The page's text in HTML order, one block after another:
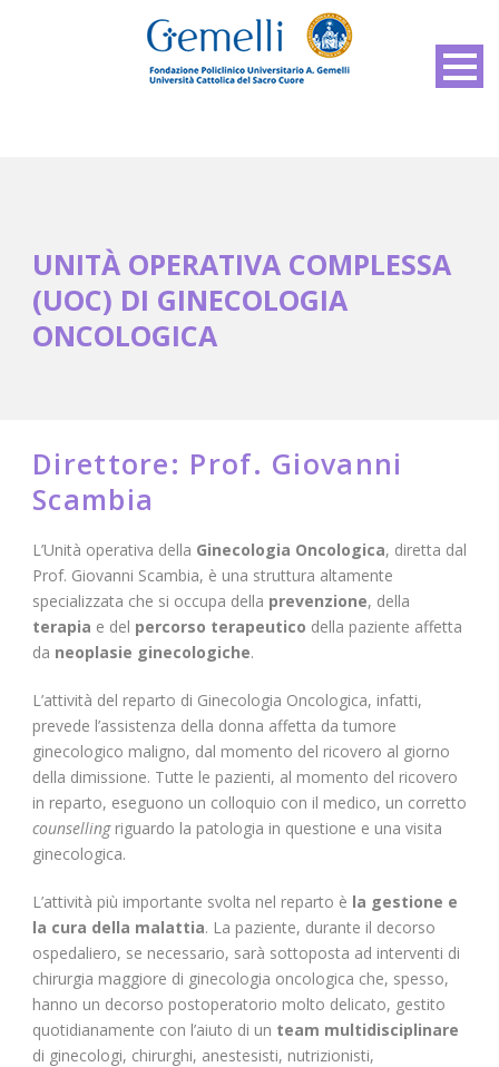
UNITÀ OPERATIVA COMPLESSA
(UOC) DI GINECOLOGIA
ONCOLOGICA
Direttore: Prof. Giovanni
Scambia
L’Unità operativa della Ginecologia Oncologica, diretta dal
Prof. Giovanni Scambia, è una struttura altamente
specializzata che si occupa della prevenzione, della
terapia e del percorso terapeutico della paziente affetta
da neoplasie ginecologiche.
L’attività del reparto di Ginecologia Oncologica, infatti,
prevede l’assistenza della donna affetta da tumore
ginecologico maligno, dal momento del ricovero al giorno
della dimissione. Tutte le pazienti, al momento del ricovero
in reparto, eseguono un colloquio con il medico, un corretto
counsellingriguardo la patologia in questione e una visita
ginecologica.
L’attività più importante svolta nel reparto è la gestione e
la cura della malattia. La paziente, durante il decorso
ospedaliero, se necessario, sarà sottoposta ad interventi di
chirurgia maggiore di ginecologia oncologica che, spesso,
hanno un decorso postoperatorio molto delicato, gestito
quotidianamente con l’aiuto di un team multidisciplinare
di ginecologi, chirurghi, anestesisti, nutrizionisti,